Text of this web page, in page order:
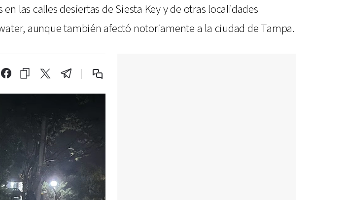
las calles desiertas de Siesta Key y de otras localidades
aunque también afectó notoriamente a la ciudad de Tampa.